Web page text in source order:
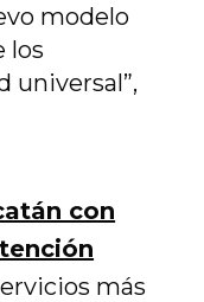
modelo
los
universal”,
con
más